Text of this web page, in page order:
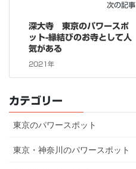
次の記事
深大寺 東京のパワースポ
ット-縁結びのお寺として人
気がある
2021年
カテゴリー
東京のパワースポット
東京・神奈川のパワースポット